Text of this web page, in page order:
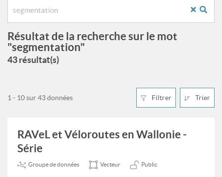
Résultat de la recherche sur le mot
"segmentation"
43 résultat(s)
Filtrer Trier
1 - 10 sur 43 données
RAVeL et Véloroutes en Wallonie -
Série
Groupe de données Vecteur Public